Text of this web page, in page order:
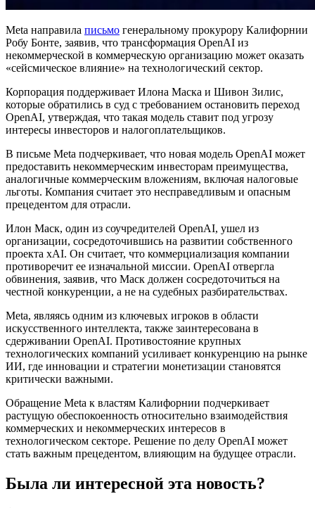
Meta направила письмо генеральному прокурору Калифорнии
Робу Бонте, заявив, что трансформация OpenAI из
некоммерческой в коммерческую организацию может оказать
«сейсмическое влияние» на технологический сектор.
Корпорация поддерживает Илона Маска и Шивон Зилис,
которые обратились в суд с требованием остановить переход
OpenAI, утверждая, что такая модель ставит под угрозу
интересы инвесторов и налогоплательщиков.
В письме Meta подчеркивает, что новая модель OpenAI может
предоставить некоммерческим инвесторам преимущества,
аналогичные коммерческим вложениям, включая налоговые
льготы. Компания считает это несправедливым и опасным
прецедентом для отрасли.
Илон Маск, один из соучредителей OpenAI, ушел из
организации, сосредоточившись на развитии собственного
проекта xAI. Он считает, что коммерциализация компании
противоречит ее изначальной миссии. OpenAI отвергла
обвинения, заявив, что Маск должен сосредоточиться на
честной конкуренции, а не на судебных разбирательствах.
Meta, являясь одним из ключевых игроков в области
искусственного интеллекта, также заинтересована в
сдерживании OpenAI. Противостояние крупных
технологических компаний усиливает конкуренцию на рынке
ИИ, где инновации и стратегии монетизации становятся
критически важными.
Обращение Meta к властям Калифорнии подчеркивает
растущую обеспокоенность относительно взаимодействия
коммерческих и некоммерческих интересов в
технологическом секторе. Решение по делу OpenAI может
стать важным прецедентом, влияющим на будущее отрасли.
Была ли интересной эта новость?